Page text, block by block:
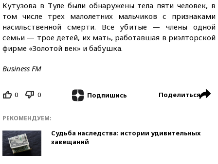
Кутузова в Туле были обнаружены тела пяти человек, в
том числе трех малолетних мальчиков с признаками
насильственной смерти. Все убитые — члены одной
семьи — трое детей, их мать, работавшая в риэлторской
фирме «Золотой век» и бабушка.
Business FM
0 0 Подпишись Поделиться
РЕКОМЕНДУЕМ:
Судьба наследства: истории удивительных
завещаний